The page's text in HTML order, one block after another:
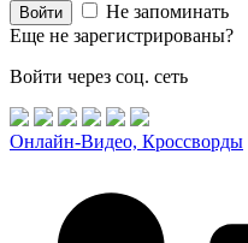
Не запоминать
Еще не зарегистрированы?
Войти через соц. сеть
Онлайн-Видео, Кроссворды